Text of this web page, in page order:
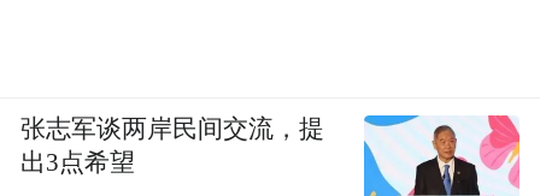
张志军谈两岸民间交流，提
出3点希望